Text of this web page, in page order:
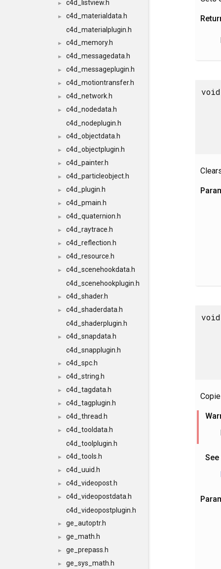
► c4d_listview.h
►
c4d_materialdata.h
c4d_materialplugin.h
► c4d_memory.h
► c4d_messagedata.h
► c4d_messageplugin.h
► c4d_motiontransfer.h
► c4d_network.h
►
c4d_nodedata.h
c4d_nodeplugin.h
► c4d_objectdata.h
► c4d_objectplugin.h
► c4d_painter.h
► c4d_particleobject.h
► c4d_plugin.h
► c4d_pmain.h
► c4d_quaternion.h
► c4d_raytrace.h
► c4d_reflection.h
► c4d_resource.h
►
c4d_scenehookdata.h
c4d_scenehookplugin.h
► c4d_shader.h
►
c4d_shaderdata.h
c4d_shaderplugin.h
►
c4d_snapdata.h
c4d_snapplugin.h
► c4d_spc.h
► c4d_string.h
► c4d_tagdata.h
► c4d_tagplugin.h
► c4d_thread.h
►
c4d_tooldata.h
c4d_toolplugin.h
► c4d_tools.h
► c4d_uuid.h
► c4d_videopost.h
►
c4d_videopostdata.h
c4d_videopostplugin.h
► ge_autoptr.h
► ge_math.h
► ge_prepass.h
►
ge_sys_math.h
void
void